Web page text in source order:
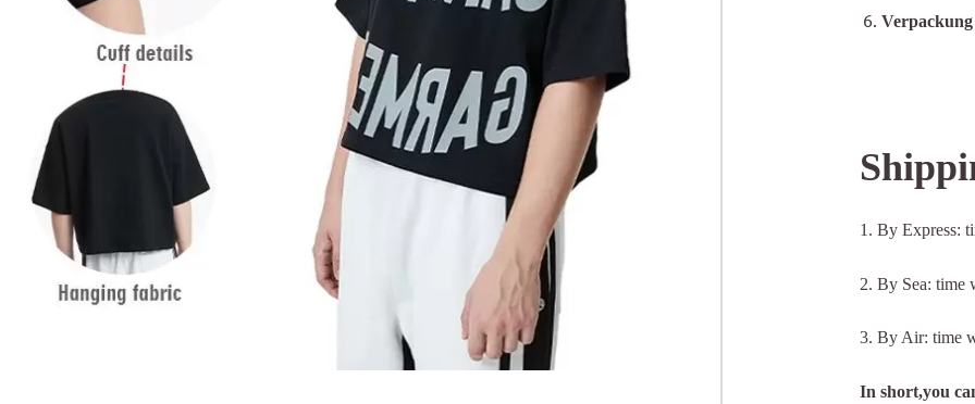
Verpackung
1. By Express:
2. By Sea: time
3. By Air: time
In short,you